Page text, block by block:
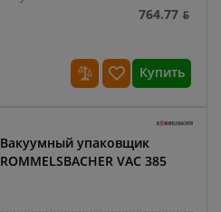
764.77 ƃ
Купить
Вакуумный упаковщик
ROMMELSBACHER VAC 385